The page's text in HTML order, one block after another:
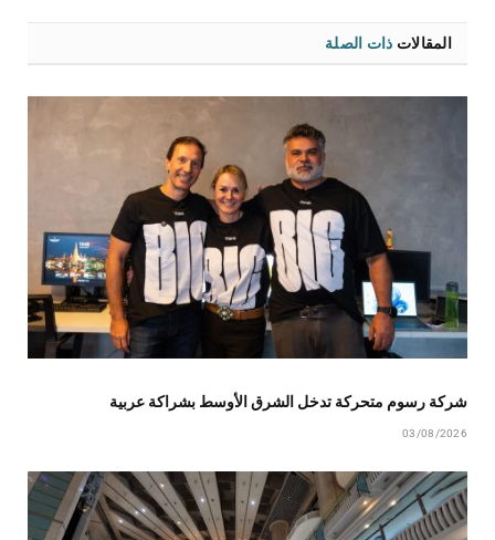
المقالات ذات الصلة
شركة رسوم متحركة تدخل الشرق الأوسط بشراكة عربية
03/08/2026